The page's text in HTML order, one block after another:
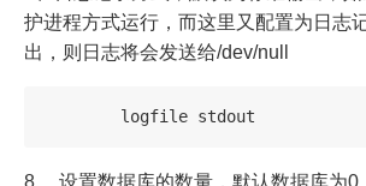
护进程方式运行，而这里又配置为日志
出，则日志将会发送给/dev/null
logfile stdout
8、 设置数据库的数量，默认数据库为0